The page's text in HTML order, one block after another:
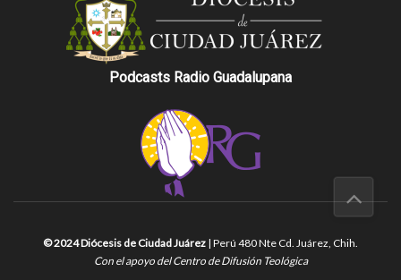
Podcasts Radio Guadalupana
© 2024 Diócesis de Ciudad Juárez | Perú 480 Nte Cd. Juárez, Chih.
Con el apoyo del Centro de Difusión Teológica